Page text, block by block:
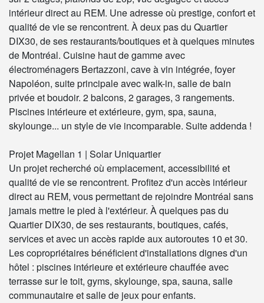
intérieur direct au REM. Une adresse où prestige, confort et
qualité de vie se rencontrent. À deux pas du Quartier
DIX30, de ses restaurants/boutiques et à quelques minutes
de Montréal. Cuisine haut de gamme avec
électroménagers Bertazzoni, cave à vin intégrée, foyer
Napoléon, suite principale avec walk-in, salle de bain
privée et boudoir. 2 balcons, 2 garages, 3 rangements.
Piscines intérieure et extérieure, gym, spa, sauna,
skylounge... un style de vie incomparable. Suite addenda !
Projet Magellan 1 | Solar Uniquartier
Un projet recherché où emplacement, accessibilité et
qualité de vie se rencontrent. Profitez d'un accès intérieur
direct au REM, vous permettant de rejoindre Montréal sans
jamais mettre le pied à l'extérieur. À quelques pas du
Quartier DIX30, de ses restaurants, boutiques, cafés,
services et avec un accès rapide aux autoroutes 10 et 30.
Les copropriétaires bénéficient d'installations dignes d'un
hôtel : piscines intérieure et extérieure chauffée avec
terrasse sur le toit, gyms, skylounge, spa, sauna, salle
communautaire et salle de jeux pour enfants.